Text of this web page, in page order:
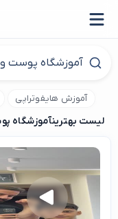
آموزش هایفوتراپی
لیست بهترینآموزشگاه